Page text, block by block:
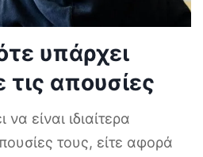
υπάρχει
απουσίες
είναι ιδιαίτερα
τους, είτε αφορά